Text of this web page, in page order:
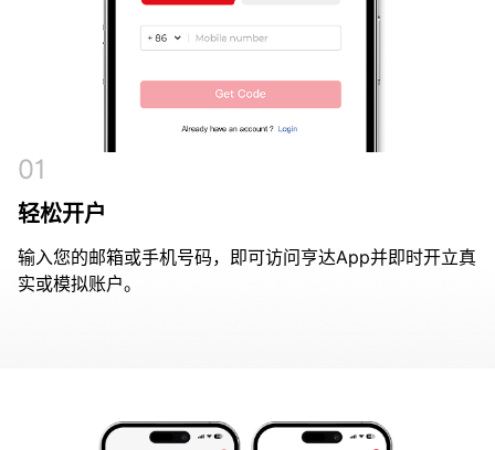
01
轻松开户
输入您的邮箱或手机号码，即可访问亨达App并即时开立真
实或模拟账户。